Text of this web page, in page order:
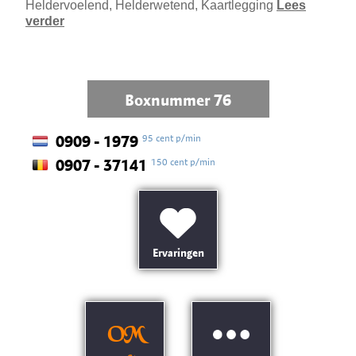
Heldervoelend, Helderwetend, Kaartlegging Lees
verder
Boxnummer 76
0909 - 1979 95 cent p/min
0907 - 37141 150 cent p/min
Ervaringen
OM